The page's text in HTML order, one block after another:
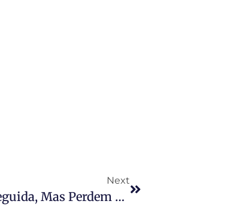
Next
Vendas Do Varejo Têm Quinta Alta Seguida, Mas Perdem Força Em Setembro